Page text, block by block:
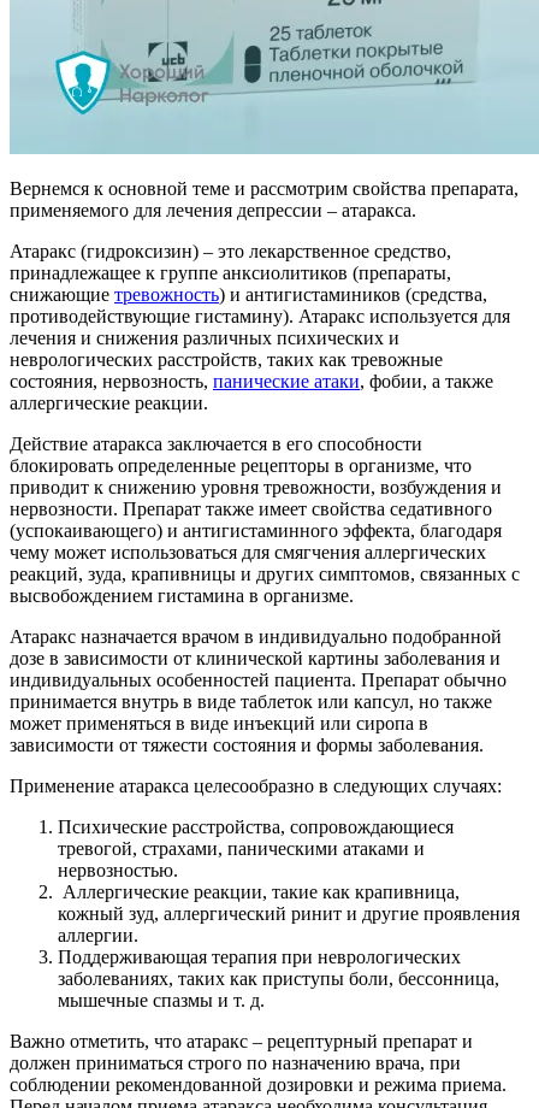
Вернемся к основной теме и рассмотрим свойства препарата,
применяемого для лечения депрессии – атаракса.
Атаракс (гидроксизин) – это лекарственное средство,
принадлежащее к группе анксиолитиков (препараты,
снижающие тревожность) и антигистамиников (средства,
противодействующие гистамину). Атаракс используется для
лечения и снижения различных психических и
неврологических расстройств, таких как тревожные
состояния, нервозность, панические атаки, фобии, а также
аллергические реакции.
Действие атаракса заключается в его способности
блокировать определенные рецепторы в организме, что
приводит к снижению уровня тревожности, возбуждения и
нервозности. Препарат также имеет свойства седативного
(успокаивающего) и антигистаминного эффекта, благодаря
чему может использоваться для смягчения аллергических
реакций, зуда, крапивницы и других симптомов, связанных с
высвобождением гистамина в организме.
Атаракс назначается врачом в индивидуально подобранной
дозе в зависимости от клинической картины заболевания и
индивидуальных особенностей пациента. Препарат обычно
принимается внутрь в виде таблеток или капсул, но также
может применяться в виде инъекций или сиропа в
зависимости от тяжести состояния и формы заболевания.
Применение атаракса целесообразно в следующих случаях:
Психические расстройства, сопровождающиеся
тревогой, страхами, паническими атаками и
нервозностью.
Аллергические реакции, такие как крапивница,
кожный зуд, аллергический ринит и другие проявления
аллергии.
Поддерживающая терапия при неврологических
заболеваниях, таких как приступы боли, бессонница,
мышечные спазмы и т. д.
Важно отметить, что атаракс – рецептурный препарат и
должен приниматься строго по назначению врача, при
соблюдении рекомендованной дозировки и режима приема.